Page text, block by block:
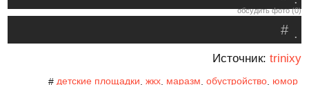
обсудить фото (0)
.
#
Источник: trinixy
# детские площадки жкх, маразм обустройство, юмор